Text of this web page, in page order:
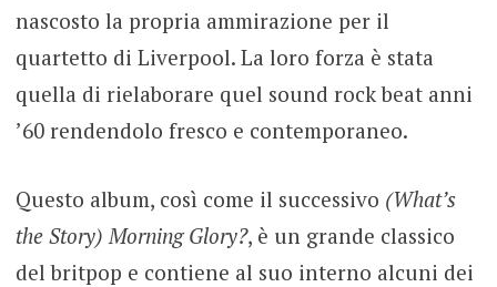
nascosto la propria ammirazione per il
quartetto di Liverpool. La loro forza è stata
quella di rielaborare quel sound rock beat anni
’60 rendendolo fresco e contemporaneo.
Questo album, così come il successivo (What’s
the Story) Morning Glory?, è un grande classico
del britpop e contiene al suo interno alcuni dei